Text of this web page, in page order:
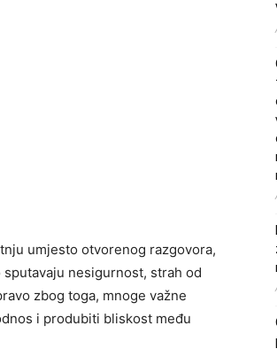
umjesto otvorenog razgovora,
nesigurnost, strah od
zbog toga, mnoge važne
i produbiti bliskost među